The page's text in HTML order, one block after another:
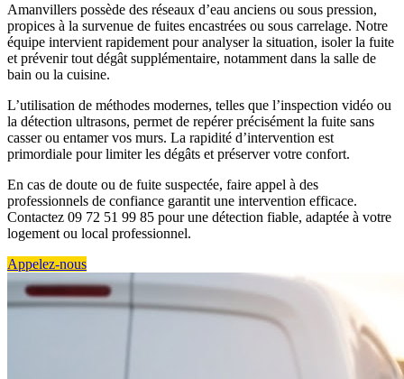
Amanvillers possède des réseaux d’eau anciens ou sous pression,
propices à la survenue de fuites encastrées ou sous carrelage. Notre
équipe intervient rapidement pour analyser la situation, isoler la fuite
et prévenir tout dégât supplémentaire, notamment dans la salle de
bain ou la cuisine.
L’utilisation de méthodes modernes, telles que l’inspection vidéo ou
la détection ultrasons, permet de repérer précisément la fuite sans
casser ou entamer vos murs. La rapidité d’intervention est
primordiale pour limiter les dégâts et préserver votre confort.
En cas de doute ou de fuite suspectée, faire appel à des
professionnels de confiance garantit une intervention efficace.
Contactez 09 72 51 99 85 pour une détection fiable, adaptée à votre
logement ou local professionnel.
Appelez-nous